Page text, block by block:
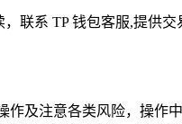
联系 TP 钱包客服,提供交
及注意各类风险，操